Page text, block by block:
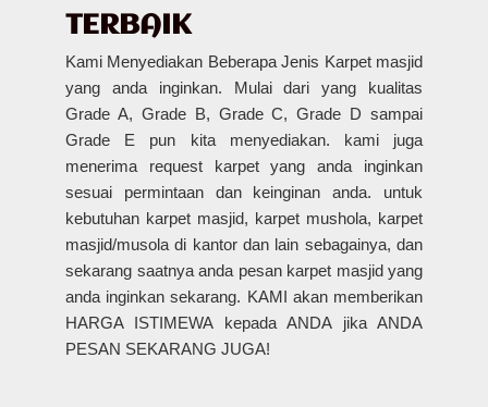
TERBAIK
Kami Menyediakan Beberapa Jenis Karpet masjid
yang anda inginkan. Mulai dari yang kualitas
Grade A, Grade B, Grade C, Grade D sampai
Grade E pun kita menyediakan. kami juga
menerima request karpet yang anda inginkan
sesuai permintaan dan keinginan anda. untuk
kebutuhan karpet masjid, karpet mushola, karpet
masjid/musola di kantor dan lain sebagainya, dan
sekarang saatnya anda pesan karpet masjid yang
anda inginkan sekarang. KAMI akan memberikan
HARGA ISTIMEWA kepada ANDA jika ANDA
PESAN SEKARANG JUGA!